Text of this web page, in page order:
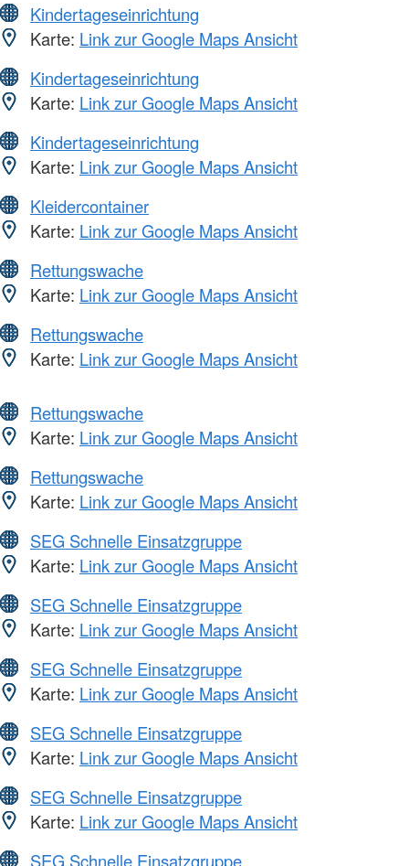
Kindertageseinrichtung
Karte: Link zur Google Maps Ansicht
Kindertageseinrichtung
Karte: Link zur Google Maps Ansicht
Kindertageseinrichtung
Karte: Link zur Google Maps Ansicht
Kleidercontainer
Karte: Link zur Google Maps Ansicht
Rettungswache
Karte: Link zur Google Maps Ansicht
Rettungswache
Karte: Link zur Google Maps Ansicht
Rettungswache
Karte: Link zur Google Maps Ansicht
Rettungswache
Karte: Link zur Google Maps Ansicht
SEG Schnelle Einsatzgruppe
Karte: Link zur Google Maps Ansicht
SEG Schnelle Einsatzgruppe
Karte: Link zur Google Maps Ansicht
SEG Schnelle Einsatzgruppe
Karte: Link zur Google Maps Ansicht
SEG Schnelle Einsatzgruppe
Karte: Link zur Google Maps Ansicht
SEG Schnelle Einsatzgruppe
Karte: Link zur Google Maps Ansicht
SEG Schnelle Einsatzgruppe